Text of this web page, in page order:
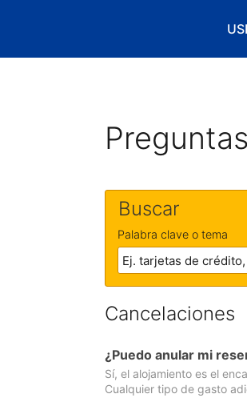
Buscar
Palabra clave o tema
Cancelaciones
¿Puedo anular mi
Sí, el alojamiento es el
Cualquier tipo de gasto